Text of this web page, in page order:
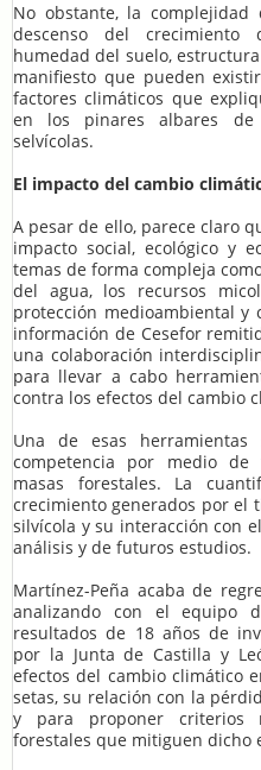
No obstante, la
descenso del crecimiento
humedad del suelo,
manifiesto que pueden
factores climáticos que
en los pinares albares de
selvícolas.
El impacto del cambio
A pesar de ello, parece claro
impacto social, ecológico y
temas de forma compleja
del agua, los recursos
protección medioambiental y
información de Cesefor
una colaboración
para llevar a cabo
contra los efectos del cambio
Una de esas
competencia por medio de
masas forestales. La
crecimiento generados por el
silvícola y su interacción con
análisis y de futuros estudios.
Martínez-Peña acaba de
analizando con el equipo
resultados de 18 años de
por la Junta de Castilla y
efectos del cambio climático
setas, su relación con la
y para proponer criterios
forestales que mitiguen dicho